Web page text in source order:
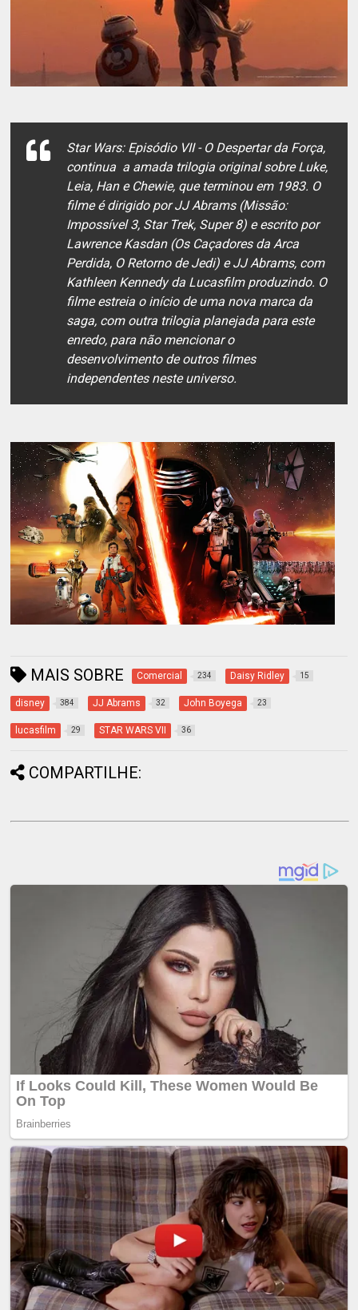
Star Wars: Episódio VII - O Despertar da Força,
continua a amada trilogia original sobre Luke,
Leia, Han e Chewie, que terminou em 1983. O
filme é dirigido por JJ Abrams (Missão:
Impossível 3, Star Trek, Super 8) e escrito por
Lawrence Kasdan (Os Caçadores da Arca
Perdida, O Retorno de Jedi) e JJ Abrams, com
Kathleen Kennedy da Lucasfilm produzindo. O
filme estreia o início de uma nova marca da
saga, com outra trilogia planejada para este
enredo, para não mencionar o
desenvolvimento de outros filmes
independentes neste universo.
MAIS SOBRE Comercial 234 Daisy Ridley 15
disney 384 JJ Abrams 32 John Boyega 23
lucasfilm 29 STAR WARS VII 36
COMPARTILHE: